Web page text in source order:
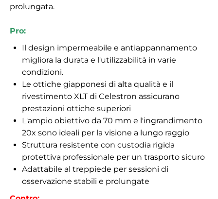
prolungata.
Pro:
Il design impermeabile e antiappannamento
migliora la durata e l'utilizzabilità in varie
condizioni.
Le ottiche giapponesi di alta qualità e il
rivestimento XLT di Celestron assicurano
prestazioni ottiche superiori
L'ampio obiettivo da 70 mm e l'ingrandimento
20x sono ideali per la visione a lungo raggio
Struttura resistente con custodia rigida
protettiva professionale per un trasporto sicuro
Adattabile al treppiede per sessioni di
osservazione stabili e prolungate